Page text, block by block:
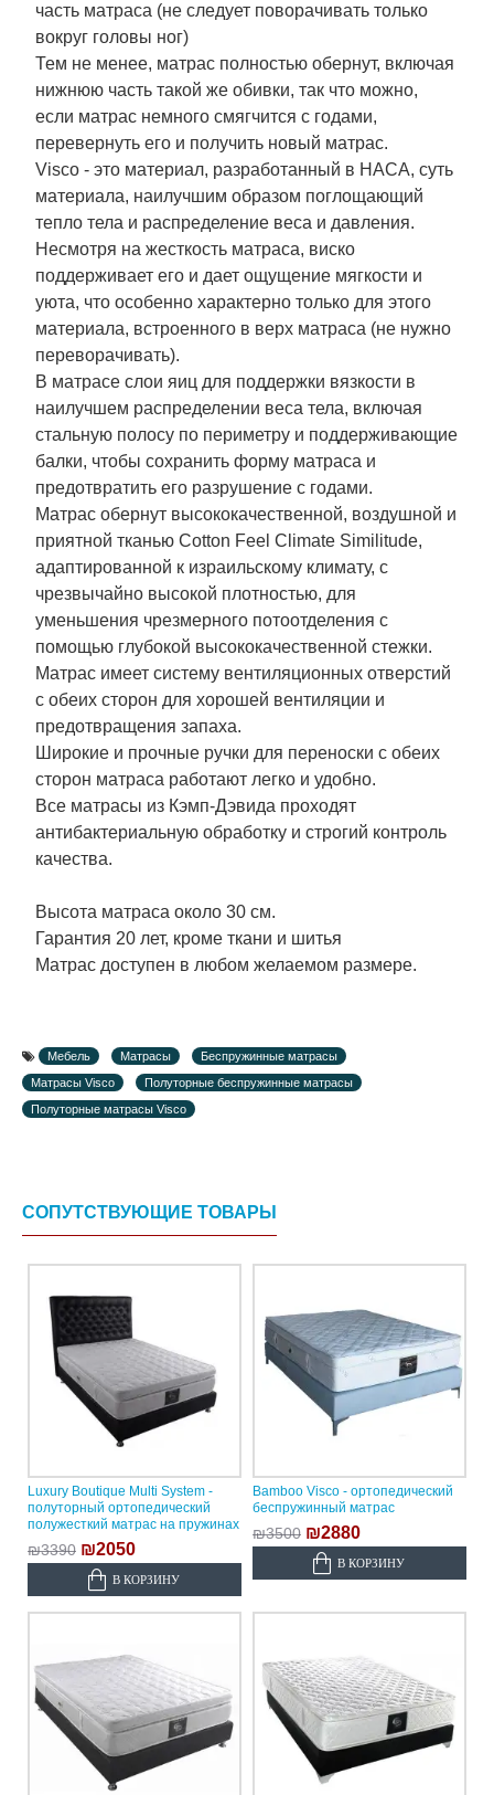
часть матраса (не следует поворачивать только
вокруг головы ног)
Тем не менее, матрас полностью обернут, включая
нижнюю часть такой же обивки, так что можно,
если матрас немного смягчится с годами,
перевернуть его и получить новый матрас.
Visco - это материал, разработанный в НАСА, суть
материала, наилучшим образом поглощающий
тепло тела и распределение веса и давления.
Несмотря на жесткость матраса, виско
поддерживает его и дает ощущение мягкости и
уюта, что особенно характерно только для этого
материала, встроенного в верх матраса (не нужно
переворачивать).
В матрасе слои яиц для поддержки вязкости в
наилучшем распределении веса тела, включая
стальную полосу по периметру и поддерживающие
балки, чтобы сохранить форму матраса и
предотвратить его разрушение с годами.
Матрас обернут высококачественной, воздушной и
приятной тканью Cotton Feel Climate Similitude,
адаптированной к израильскому климату, с
чрезвычайно высокой плотностью, для
уменьшения чрезмерного потоотделения с
помощью глубокой высококачественной стежки.
Матрас имеет систему вентиляционных отверстий
с обеих сторон для хорошей вентиляции и
предотвращения запаха.
Широкие и прочные ручки для переноски с обеих
сторон матраса работают легко и удобно.
Все матрасы из Кэмп-Дэвида проходят
антибактериальную обработку и строгий контроль
качества.
Высота матраса около 30 см.
Гарантия 20 лет, кроме ткани и шитья
Матрас доступен в любом желаемом размере.
Мебель Матрасы
Беспружинные матрасы
Матрасы Visco
Полуторные беспружинные матрасы
Полуторные матрасы Visco
СОПУТСТВУЮЩИЕ ТОВАРЫ
Luxury Boutique Multi System -
полуторный ортопедический
полужесткий матрас на пружинах
₪3390 ₪2050
В КОРЗИНУ
Bamboo Visco - ортопедический
беспружинный матрас
₪3500 ₪2880
В КОРЗИНУ